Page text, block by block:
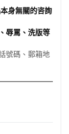
身無關的咨詢
辱罵、洗版等
號碼、郵箱地